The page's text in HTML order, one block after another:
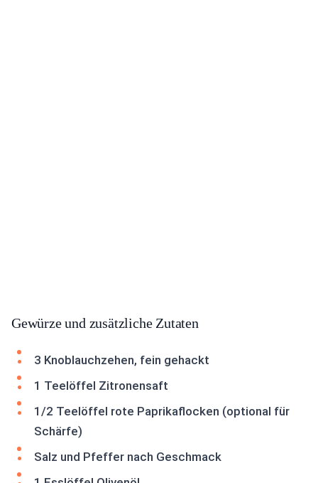
Gewürze und zusätzliche Zutaten
3 Knoblauchzehen, fein gehackt
1 Teelöffel Zitronensaft
1/2 Teelöffel rote Paprikaflocken (optional für
Schärfe)
Salz und Pfeffer nach Geschmack